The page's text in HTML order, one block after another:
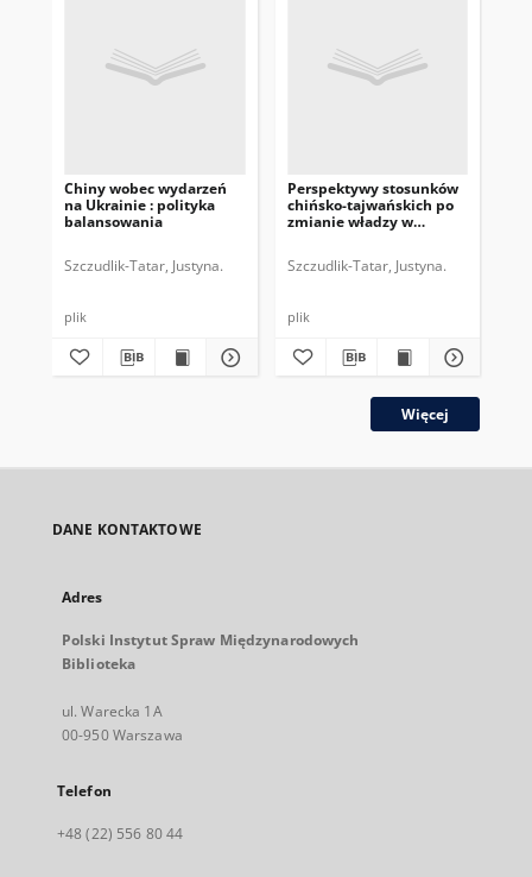
Chiny wobec wydarzeń
na Ukrainie : polityka
balansowania
Szczudlik-Tatar, Justyna.
plik
Perspektywy stosunków
chińsko-tajwańskich po
zmianie władzy w
Szczudlik-Tatar, Justyna.
plik
Więcej
DANE KONTAKTOWE
Adres
Polski Instytut Spraw Międzynarodowych
Biblioteka
ul. Warecka 1A
00-950 Warszawa
Telefon
+48 (22) 556 80 44